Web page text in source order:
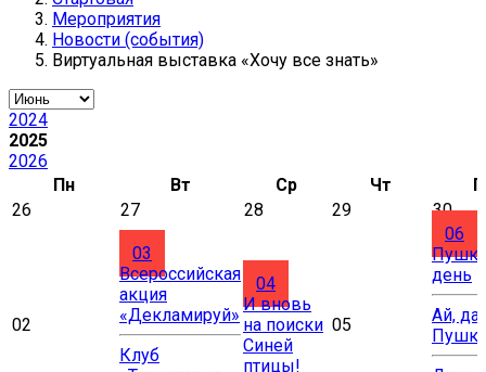
Мероприятия
Новости (события)
Виртуальная выставка «Хочу все знать»
2024
2025
2026
Пн
Вт Ср Чт
26
27 28 29 30
02
03
Всероссийская
акция
«Декламируй»
Клуб
04
И вновь
на поиски
Синей
птицы!
05
06
день
Ай, да